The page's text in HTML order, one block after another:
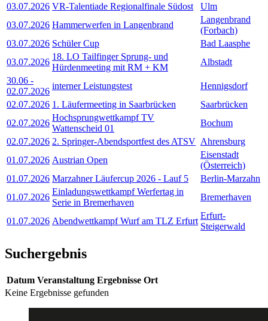
03.07.2026 VR-Talentiade Regionalfinale Südost
Ulm
03.07.2026 Hammerwerfen in Langenbrand
Langenbrand
(Forbach)
03.07.2026 Schüler Cup
Bad Laasphe
03.07.2026
18. LO Tailfinger Sprung- und
Hürdenmeeting mit RM + KM
Albstadt
30.06 -
02.07.2026
interner Leistungstest
Hennigsdorf
02.07.2026 1. Läufermeeting in Saarbrücken
Saarbrücken
02.07.2026
Hochsprungwettkampf TV
Wattenscheid 01
Bochum
02.07.2026 2. Springer-Abendsportfest des ATSV Ahrensburg
01.07.2026 Austrian Open
Eisenstadt
(Österreich)
01.07.2026 Marzahner Läufercup 2026 - Lauf 5
Berlin-Marzahn
01.07.2026
Einladungswettkampf Werfertag in
Serie in Bremerhaven
Bremerhaven
01.07.2026 Abendwettkampf Wurf am TLZ Erfurt
Erfurt-
Steigerwald
Suchergebnis
Datum Veranstaltung Ergebnisse Ort
Keine Ergebnisse gefunden